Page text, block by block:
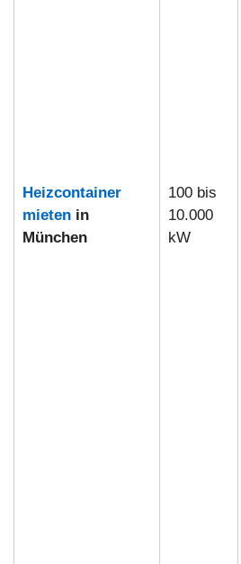
Heizcontainer
mietenin
München
100 bis
10.000
kW